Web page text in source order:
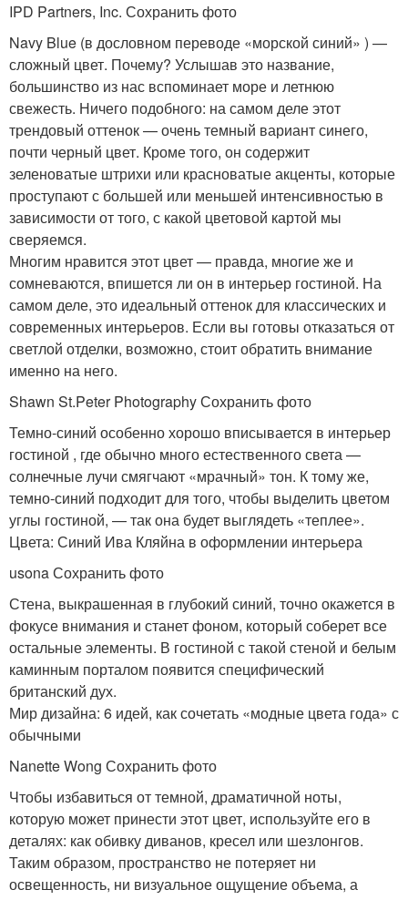
IPD Partners, Inc. Сохранить фото
Navy Blue (в дословном переводе «морской синий» ) —
сложный цвет. Почему? Услышав это название,
большинство из нас вспоминает море и летнюю
свежесть. Ничего подобного: на самом деле этот
трендовый оттенок — очень темный вариант синего,
почти черный цвет. Кроме того, он содержит
зеленоватые штрихи или красноватые акценты, которые
проступают с большей или меньшей интенсивностью в
зависимости от того, с какой цветовой картой мы
сверяемся.
Многим нравится этот цвет — правда, многие же и
сомневаются, впишется ли он в интерьер гостиной. На
самом деле, это идеальный оттенок для классических и
современных интерьеров. Если вы готовы отказаться от
светлой отделки, возможно, стоит обратить внимание
именно на него.
Shawn St.Peter Photography Сохранить фото
Темно-синий особенно хорошо вписывается в интерьер
гостиной , где обычно много естественного света —
солнечные лучи смягчают «мрачный» тон. К тому же,
темно-синий подходит для того, чтобы выделить цветом
углы гостиной, — так она будет выглядеть «теплее».
Цвета: Синий Ива Кляйна в оформлении интерьера
usona Сохранить фото
Стена, выкрашенная в глубокий синий, точно окажется в
фокусе внимания и станет фоном, который соберет все
остальные элементы. В гостиной с такой стеной и белым
каминным порталом появится специфический
британский дух.
Мир дизайна: 6 идей, как сочетать «модные цвета года» с
обычными
Nanette Wong Сохранить фото
Чтобы избавиться от темной, драматичной ноты,
которую может принести этот цвет, используйте его в
деталях: как обивку диванов, кресел или шезлонгов.
Таким образом, пространство не потеряет ни
освещенность, ни визуальное ощущение объема, а